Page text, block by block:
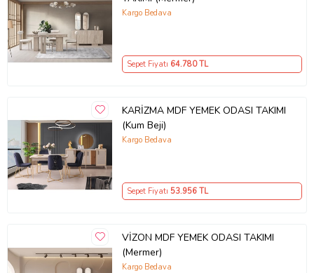
Kargo Bedava
Sepet Fiyatı 64.780TL
KARİZMA MDF YEMEK ODASI TAKIMI
(Kum Beji)
Kargo Bedava
Sepet Fiyatı 53.956TL
VİZON MDF YEMEK ODASI TAKIMI
(Mermer)
Kargo Bedava